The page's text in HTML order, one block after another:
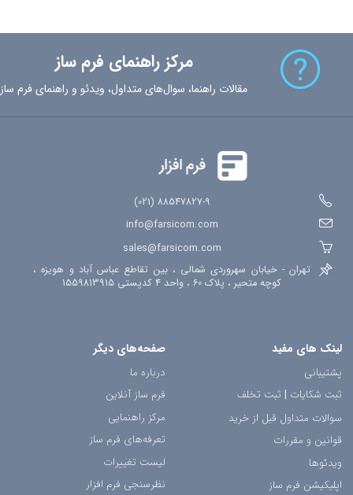
مرکز راهنمای فرم ساز
مقالات راهنما، سوال‌های متداول، ویدئو و راهنمای فرم ساز
88547827-9 (021)
info@farsicom.com
sales@farsicom.com
تهران - خیابان سهروردی شمالی ، بین تقاطع عباس آباد و هویزه ،
کوچه متحیر ، پلاک 60 ، واحد 4 کدپستی 1559813915
لینک های مفید
پشتیبانی
ثبت شکایات | ثبت تخلف
سوالات متداول قبل از خرید
قوانین و مقررات
ویدئوها
اپلیکیشن فرم ساز
صفحه‌های دیگر
درباره ما
فرم ساز آنلاین
مرکز راهنمایی
تعرفه‌های فرم ساز
لیست تغییرات
نظرسنجی فرم افزار